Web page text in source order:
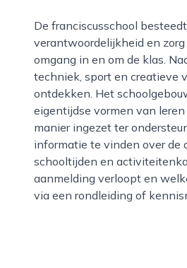
De franciscusschool besteedt expliciet aandacht aan normen en waarden, zoals respect,
verantwoordelijkheid en
omgang in en om de klas.
techniek, sport en creatieve
ontdekken. Het
eigentijdse vormen van
manier ingezet ter
informatie te vinden over de
schooltijden en
aanmelding verloopt en
via een rondleiding of